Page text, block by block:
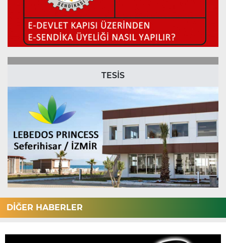
TESİS
DİĞER HABERLER